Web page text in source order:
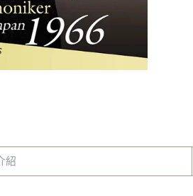
紹